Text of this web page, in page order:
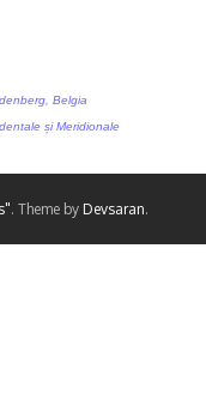
Belgia
și Meridionale
. Theme by Devsaran.